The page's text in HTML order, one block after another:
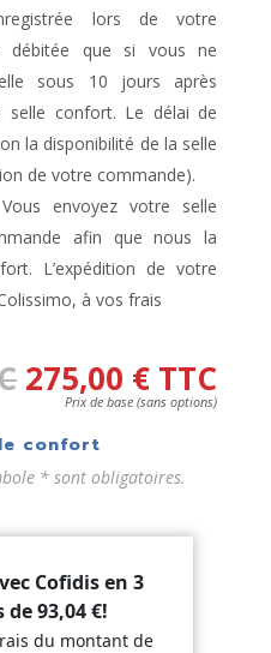
lors de votre
débitée que si vous ne
sous 10 jours après
selle confort. Le délai de
la disponibilité de la selle
de votre commande).
envoyez votre selle
afin que nous la
L’expédition de votre
à vos frais
275,00 € TTC
Prix de base (sans options)
confort
* sont obligatoires.
Cofidis en 3
de93,04€!
du montant de